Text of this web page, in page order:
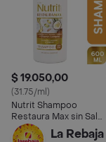
$ 19.050,00
(31.75/ml)
Nutrit Shampoo
Restaura Max sin Sal
Ultra
La Rebaja